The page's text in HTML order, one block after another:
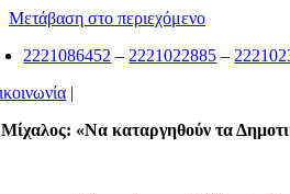
Μετάβαση στο περιεχόμενο
2221086452 – 2221022885 –
|
«Να καταργηθούν τα